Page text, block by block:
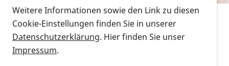
Thema Infomaterial auf der PRO RETINA-Website
für blinde und sehbehinderte Menschen an.
Auf dieser Seite finden Sie sämtliches Infomaterial
Weitere Informationen sowie den Link zu diesen
Cookie-Einstellungen finden Sie in unserer
Datenschutzerklärung. Hier finden Sie unser
Impressum.